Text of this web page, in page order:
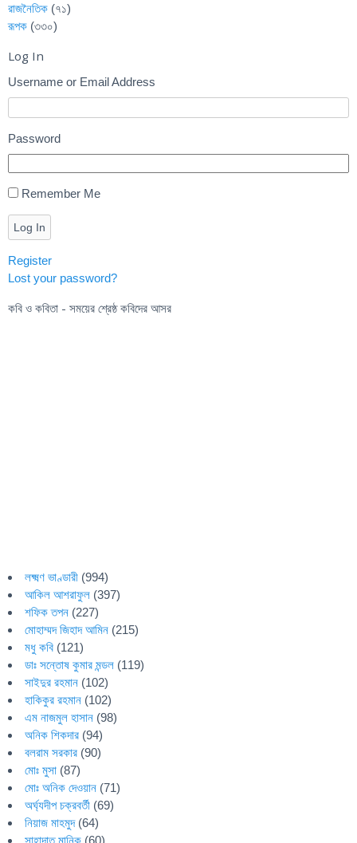
রাজনৈতিক (৭১)
রূপক (৩৩০)
Log In
Username or Email Address
Password
Remember Me
Log In
Register
Lost your password?
কবি ও কবিতা - সময়ের শ্রেষ্ঠ কবিদের আসর
লক্ষ্মণ ভাণ্ডারী (994)
আকিল আশরাফুল (397)
শফিক তপন (227)
মোহাম্মদ জিহাদ আমিন (215)
মধু কবি (121)
ডাঃ সন্তোষ কুমার মন্ডল (119)
সাইদুর রহমান (102)
হাকিকুর রহমান (102)
এম নাজমুল হাসান (98)
অনিক শিকদার (94)
বলরাম সরকার (90)
মোঃ মুসা (87)
মোঃ অনিক দেওয়ান (71)
অর্ঘ্যদীপ চক্রবর্তী (69)
নিয়াজ মাহমুদ(64)